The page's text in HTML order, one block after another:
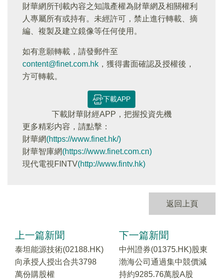
財華網所刊載內容之知識產權為財華網及相關權利
人專屬所有或持有。未經許可，禁止進行轉載、摘
編、複製及建立鏡像等任何使用。
如有意願轉載，請發郵件至
content@finet.com.hk ，獲得書面確認及授權後，
方可轉載。
下載APP
下載財華財經APP，把握投資先機
更多精彩内容，請點擊：
財華網(https://www.finet.hk/)
財華智庫網(https://www.finet.com.cn)
現代電視FINTV(http://www.fintv.hk)
返回上頁
上一篇新聞
泰坦能源技術(02188.HK)
向承授人授出合共3798
萬份購股權
下一篇新聞
中州證券(01375.HK)股東
渤海公司通過集中競價減
持約9285.76萬股A股